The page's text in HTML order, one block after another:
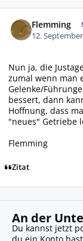
Flemming
12.
Nun ja, die
zumal wenn man
Gelenke/
bessert, dann
Hoffnung, dass
"neues" Getriebe
Flemming
Zitat
An der
Du kannst jetzt